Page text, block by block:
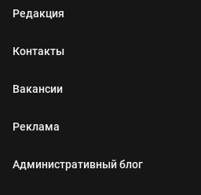
Редакция
Контакты
Вакансии
Реклама
Административный блог